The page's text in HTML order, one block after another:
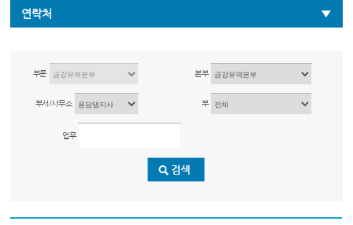
연락처
부문 본부
부서/사무소 부
업무